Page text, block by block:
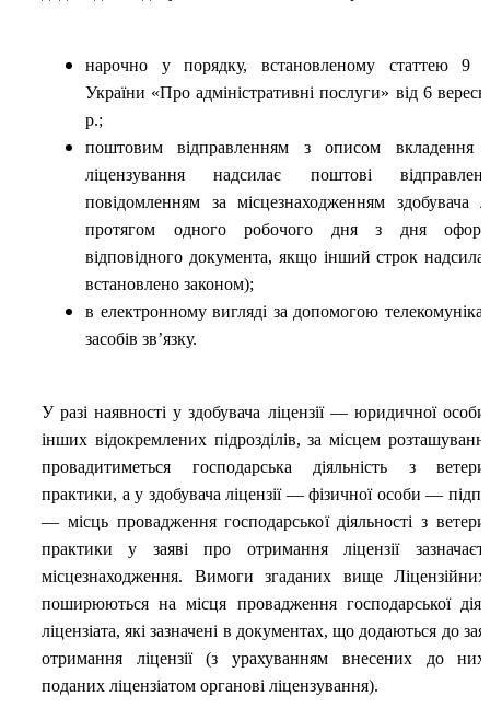
нарочно у порядку, встановленому статтею 9
України «Про адміністративні послуги» від 6
р.;
поштовим відправленням з описом вкладення
ліцензування надсилає поштові
повідомленням за місцезнаходженням здобувача
протягом одного робочого дня з дня
відповідного документа, якщо інший строк
встановлено законом);
в електронному вигляді за допомогою
засобів зв’язку.
У разі наявності у здобувача ліцензії — юридичної особи
інших відокремлених підрозділів, за місцем
провадитиметься господарська діяльність з
практики, а у здобувача ліцензії — фізичної особи —
— місць провадження господарської діяльності з
практики у заяві про отримання ліцензії
місцезнаходження. Вимоги згаданих вище
поширюються на місця провадження господарської
ліцензіата, які зазначені в документах, що додаються до
отримання ліцензії (з урахуванням внесених до
поданих ліцензіатом органові ліцензування).